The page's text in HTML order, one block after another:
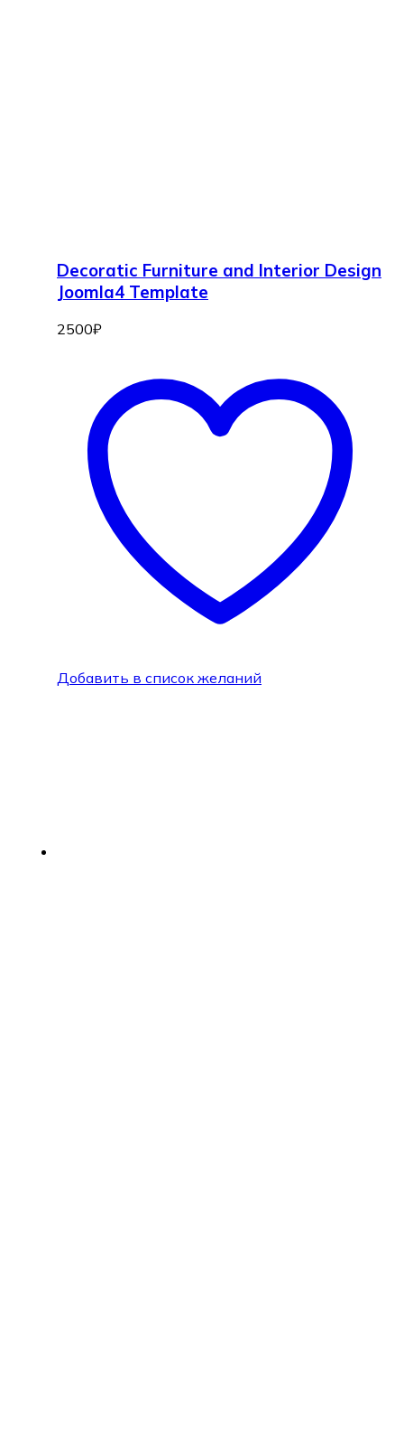
Decoratic Furniture and Interior Design
Joomla4 Template
2500₽
Добавить в список желаний